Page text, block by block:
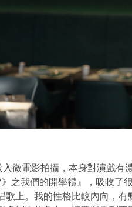
微電影拍攝，本身對演戲有
之我們的開學禮』，吸收了
歌上。我的性格比較內向，